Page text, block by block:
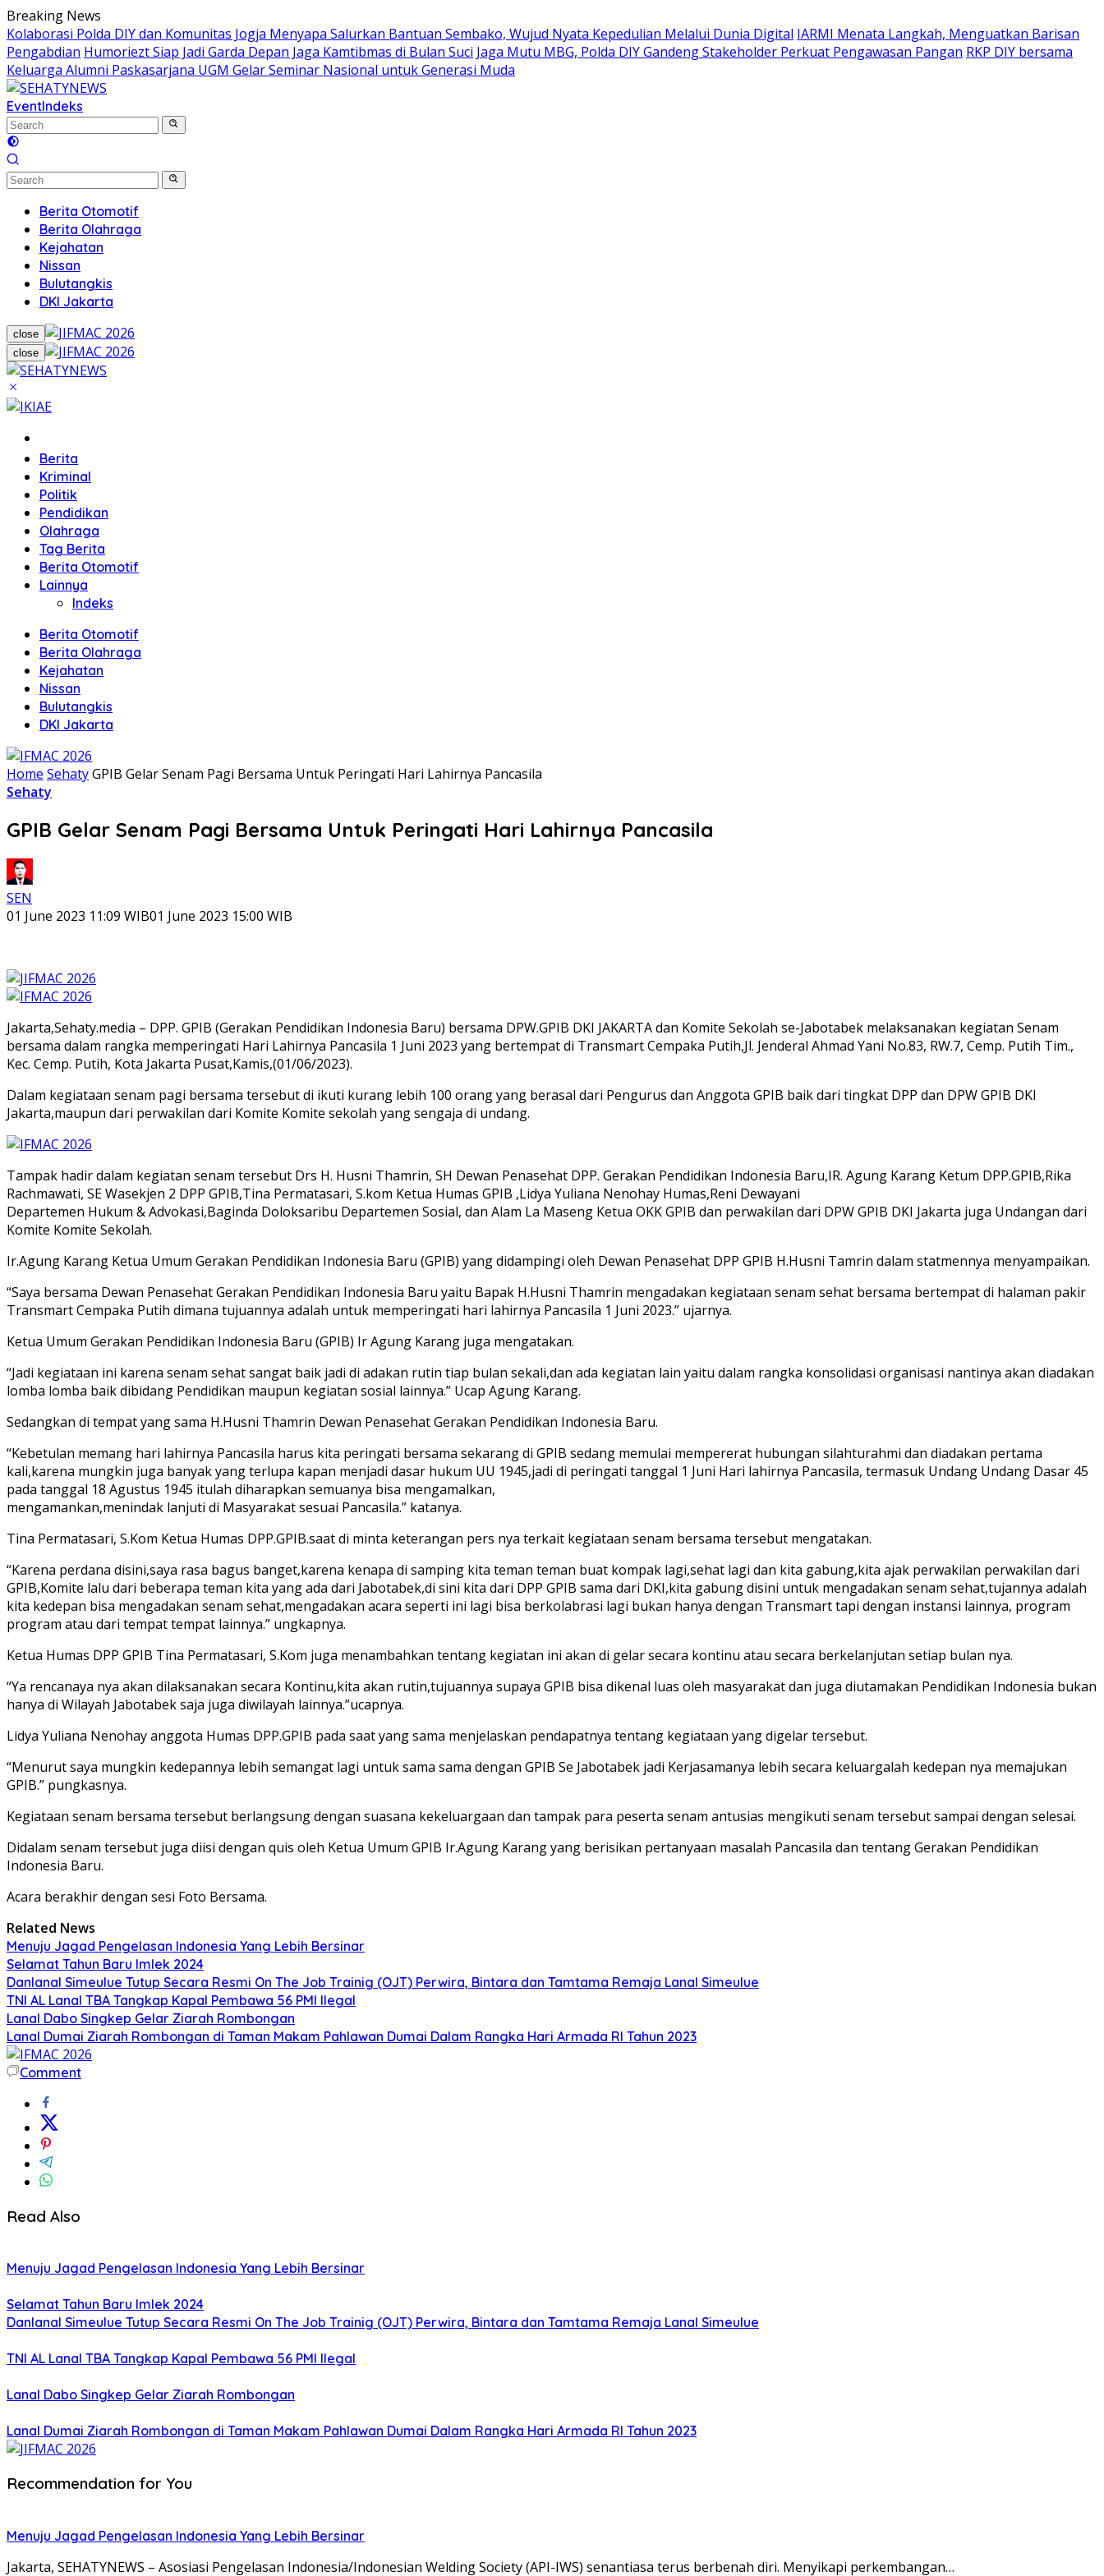
Skip
to
content
Breaking News
Kolaborasi Polda DIY dan Komunitas Jogja Menyapa Salurkan Bantuan Sembako, Wujud Nyata Kepedulian Melalui Dunia Digital IARMI Menata Langkah, Menguatkan Barisan
Pengabdian Humoriezt Siap Jadi Garda Depan Jaga Kamtibmas di Bulan Suci Jaga Mutu MBG, Polda DIY Gandeng Stakeholder Perkuat Pengawasan Pangan RKP DIY bersama
Keluarga Alumni Paskasarjana UGM Gelar Seminar Nasional untuk Generasi Muda
EventIndeks
Berita Otomotif
Berita Olahraga
Kejahatan
Nissan
Bulutangkis
DKI Jakarta
close
close
Berita
Kriminal
Politik
Pendidikan
Olahraga
Tag Berita
Berita Otomotif
Lainnya
Indeks
Berita Otomotif
Berita Olahraga
Kejahatan
Nissan
Bulutangkis
DKI Jakarta
Home SehatyGPIB Gelar Senam Pagi Bersama Untuk Peringati Hari Lahirnya Pancasila
Sehaty
GPIB Gelar Senam Pagi Bersama Untuk Peringati Hari Lahirnya Pancasila
SEN
01 June 2023 11:09 WIB01 June 2023 15:00 WIB
Jakarta,Sehaty.media – DPP. GPIB (Gerakan Pendidikan Indonesia Baru) bersama DPW.GPIB DKI JAKARTA dan Komite Sekolah se-Jabotabek melaksanakan kegiatan Senam
bersama dalam rangka memperingati Hari Lahirnya Pancasila 1 Juni 2023 yang bertempat di Transmart Cempaka Putih,Jl. Jenderal Ahmad Yani No.83, RW.7, Cemp. Putih Tim.,
Kec. Cemp. Putih, Kota Jakarta Pusat,Kamis,(01/06/2023).
Dalam kegiataan senam pagi bersama tersebut di ikuti kurang lebih 100 orang yang berasal dari Pengurus dan Anggota GPIB baik dari tingkat DPP dan DPW GPIB DKI
Jakarta,maupun dari perwakilan dari Komite Komite sekolah yang sengaja di undang.
Tampak hadir dalam kegiatan senam tersebut Drs H. Husni Thamrin, SH Dewan Penasehat DPP. Gerakan Pendidikan Indonesia Baru,IR. Agung Karang Ketum DPP.GPIB,Rika
Rachmawati, SE Wasekjen 2 DPP GPIB,Tina Permatasari, S.kom Ketua Humas GPIB ,Lidya Yuliana Nenohay Humas,Reni Dewayani
Departemen Hukum & Advokasi,Baginda Doloksaribu Departemen Sosial, dan Alam La Maseng Ketua OKK GPIB dan perwakilan dari DPW GPIB DKI Jakarta juga Undangan dari
Komite Komite Sekolah.
Ir.Agung Karang Ketua Umum Gerakan Pendidikan Indonesia Baru (GPIB) yang didampingi oleh Dewan Penasehat DPP GPIB H.Husni Tamrin dalam statmennya menyampaikan.
“Saya bersama Dewan Penasehat Gerakan Pendidikan Indonesia Baru yaitu Bapak H.Husni Thamrin mengadakan kegiataan senam sehat bersama bertempat di halaman pakir
Transmart Cempaka Putih dimana tujuannya adalah untuk memperingati hari lahirnya Pancasila 1 Juni 2023.” ujarnya.
Ketua Umum Gerakan Pendidikan Indonesia Baru (GPIB) Ir Agung Karang juga mengatakan.
“Jadi kegiataan ini karena senam sehat sangat baik jadi di adakan rutin tiap bulan sekali,dan ada kegiatan lain yaitu dalam rangka konsolidasi organisasi nantinya akan diadakan
lomba lomba baik dibidang Pendidikan maupun kegiatan sosial lainnya.” Ucap Agung Karang.
Sedangkan di tempat yang sama H.Husni Thamrin Dewan Penasehat Gerakan Pendidikan Indonesia Baru.
“Kebetulan memang hari lahirnya Pancasila harus kita peringati bersama sekarang di GPIB sedang memulai mempererat hubungan silahturahmi dan diadakan pertama
kali,karena mungkin juga banyak yang terlupa kapan menjadi dasar hukum UU 1945,jadi di peringati tanggal 1 Juni Hari lahirnya Pancasila, termasuk Undang Undang Dasar 45
pada tanggal 18 Agustus 1945 itulah diharapkan semuanya bisa mengamalkan,
mengamankan,menindak lanjuti di Masyarakat sesuai Pancasila.” katanya.
Tina Permatasari, S.Kom Ketua Humas DPP.GPIB.saat di minta keterangan pers nya terkait kegiataan senam bersama tersebut mengatakan.
“Karena perdana disini,saya rasa bagus banget,karena kenapa di samping kita teman teman buat kompak lagi,sehat lagi dan kita gabung,kita ajak perwakilan perwakilan dari
GPIB,Komite lalu dari beberapa teman kita yang ada dari Jabotabek,di sini kita dari DPP GPIB sama dari DKI,kita gabung disini untuk mengadakan senam sehat,tujannya adalah
kita kedepan bisa mengadakan senam sehat,mengadakan acara seperti ini lagi bisa berkolabrasi lagi bukan hanya dengan Transmart tapi dengan instansi lainnya, program
program atau dari tempat tempat lainnya.” ungkapnya.
Ketua Humas DPP GPIB Tina Permatasari, S.Kom juga menambahkan tentang kegiatan ini akan di gelar secara kontinu atau secara berkelanjutan setiap bulan nya.
“Ya rencanaya nya akan dilaksanakan secara Kontinu,kita akan rutin,tujuannya supaya GPIB bisa dikenal luas oleh masyarakat dan juga diutamakan Pendidikan Indonesia bukan
hanya di Wilayah Jabotabek saja juga diwilayah lainnya.”ucapnya.
Lidya Yuliana Nenohay anggota Humas DPP.GPIB pada saat yang sama menjelaskan pendapatnya tentang kegiataan yang digelar tersebut.
“Menurut saya mungkin kedepannya lebih semangat lagi untuk sama sama dengan GPIB Se Jabotabek jadi Kerjasamanya lebih secara keluargalah kedepan nya memajukan
GPIB.” pungkasnya.
Kegiataan senam bersama tersebut berlangsung dengan suasana kekeluargaan dan tampak para peserta senam antusias mengikuti senam tersebut sampai dengan selesai.
Didalam senam tersebut juga diisi dengan quis oleh Ketua Umum GPIB Ir.Agung Karang yang berisikan pertanyaan masalah Pancasila dan tentang Gerakan Pendidikan
Indonesia Baru.
Acara berakhir dengan sesi Foto Bersama.
Related News
Menuju Jagad Pengelasan Indonesia Yang Lebih Bersinar
Selamat Tahun Baru Imlek 2024
Danlanal Simeulue Tutup Secara Resmi On The Job Trainig (OJT) Perwira, Bintara dan Tamtama Remaja Lanal Simeulue
TNI AL Lanal TBA Tangkap Kapal Pembawa 56 PMI Ilegal
Lanal Dabo Singkep Gelar Ziarah Rombongan
Lanal Dumai Ziarah Rombongan di Taman Makam Pahlawan Dumai Dalam Rangka Hari Armada RI Tahun 2023
Comment
Read Also
Menuju Jagad Pengelasan Indonesia Yang Lebih Bersinar
Selamat Tahun Baru Imlek 2024
Danlanal Simeulue Tutup Secara Resmi On The Job Trainig (OJT) Perwira, Bintara dan Tamtama Remaja Lanal Simeulue
TNI AL Lanal TBA Tangkap Kapal Pembawa 56 PMI Ilegal
Lanal Dabo Singkep Gelar Ziarah Rombongan
Lanal Dumai Ziarah Rombongan di Taman Makam Pahlawan Dumai Dalam Rangka Hari Armada RI Tahun 2023
Recommendation for You
Menuju Jagad Pengelasan Indonesia Yang Lebih Bersinar
Jakarta, SEHATYNEWS – Asosiasi Pengelasan Indonesia/Indonesian Welding Society (API-IWS) senantiasa terus berbenah diri. Menyikapi perkembangan…